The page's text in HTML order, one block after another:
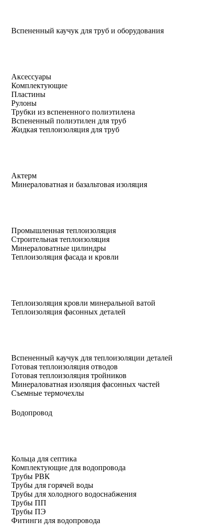
Вспененный каучук для труб и оборудования
Аксессуары
Комплектующие
Пластины
Рулоны
Трубки из вспененного полиэтилена
Вспененный полиэтилен для труб
Жидкая теплоизоляция для труб
Актерм
Минераловатная и базальтовая изоляция
Промышленная теплоизоляция
Строительная теплоизоляция
Минераловатные цилиндры
Теплоизоляция фасада и кровли
Теплоизоляция кровли минеральной ватой
Теплоизоляция фасонных деталей
Вспененный каучук для теплоизоляции деталей
Готовая теплоизоляция отводов
Готовая теплоизоляция тройников
Минераловатная изоляция фасонных частей
Съемные термочехлы
Водопровод
Кольца для септика
Комплектующие для водопровода
Трубы РВК
Трубы для горячей воды
Трубы для холодного водоснабжения
Трубы ПП
Трубы ПЭ
Фитинги для водопровода